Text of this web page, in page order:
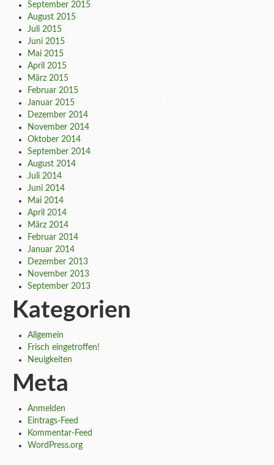
September 2015
August 2015
Juli 2015
Juni 2015
Mai 2015
April 2015
März 2015
Februar 2015
Januar 2015
Dezember 2014
November 2014
Oktober 2014
September 2014
August 2014
Juli 2014
Juni 2014
Mai 2014
April 2014
März 2014
Februar 2014
Januar 2014
Dezember 2013
November 2013
September 2013
Kategorien
Allgemein
Frisch eingetroffen!
Neuigkeiten
Meta
Anmelden
Eintrags-Feed
Kommentar-Feed
WordPress.org